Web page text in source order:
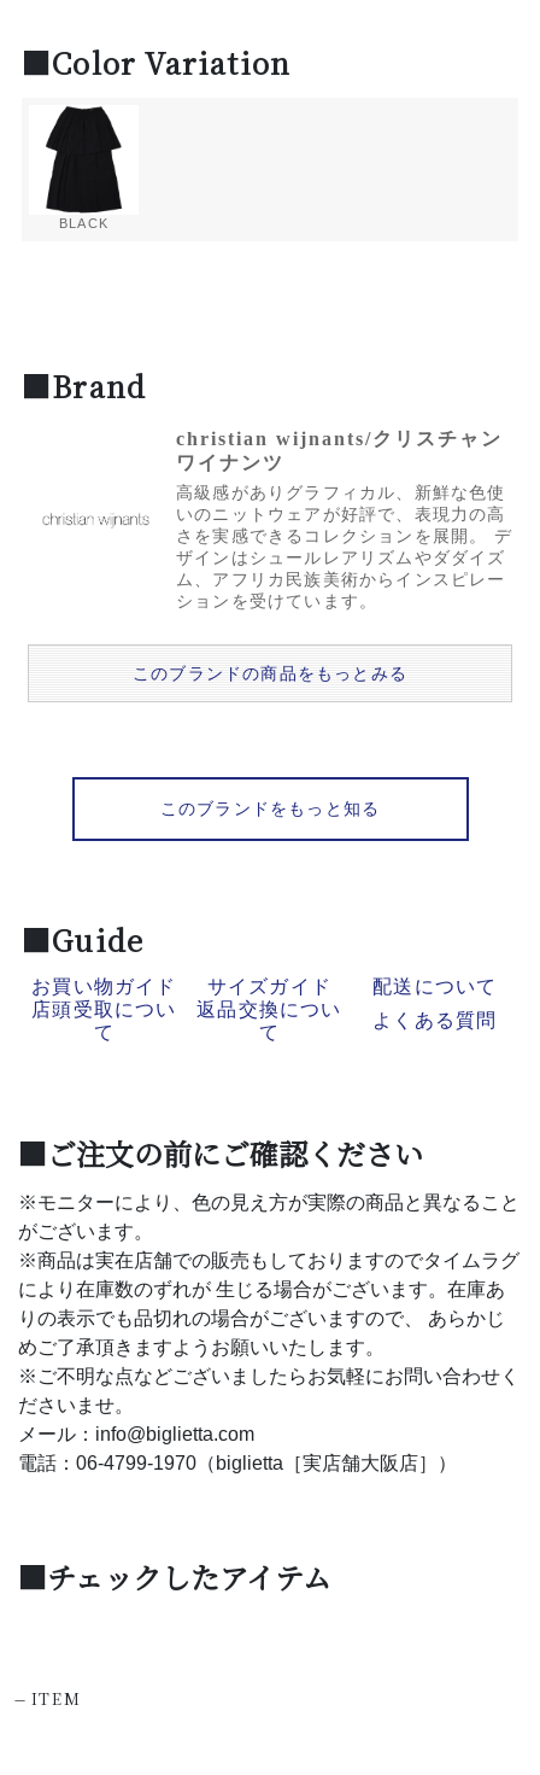
■Color Variation
BLACK
■Brand
christian wijnants/クリスチャン
ワイナンツ
高級感がありグラフィカル、新鮮な色使
いのニットウェアが好評で、表現力の高
さを実感できるコレクションを展開。 デ
ザインはシュールレアリズムやダダイズ
ム、アフリカ民族美術からインスピレー
ションを受けています。
このブランドの商品をもっとみる
このブランドをもっと知る
■Guide
お買い物ガイド サイズガイド
配送について
店頭受取につい
て
返品交換につい
て
よくある質問
■ご注文の前にご確認ください
※モニターにより、色の見え方が実際の商品と異なること
がございます。
※商品は実在店舗での販売もしておりますのでタイムラグ
により在庫数のずれが 生じる場合がございます。在庫あ
りの表示でも品切れの場合がございますので、 あらかじ
めご了承頂きますようお願いいたします。
※ご不明な点などございましたらお気軽にお問い合わせく
ださいませ。
メール：info@biglietta.com
電話：06-4799-1970（biglietta［実店舗大阪店］）
■チェックしたアイテム
-ITEM